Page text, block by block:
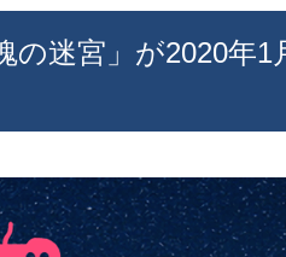
迷宮」が2020年1